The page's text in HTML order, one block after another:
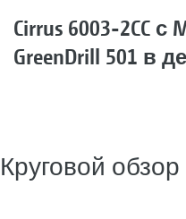
Cirrus 6003-2CC с
GreenDrill 501 в
Круговой